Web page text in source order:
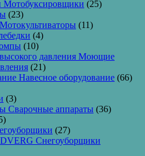
Мотобуксировщики (25)
(23)
Мотокультиваторы (11)
(4)
(10)
Моющие
(21)
Навесное оборудование (66)
(3)
Сварочные аппараты (36)
(27)
Снегоуборщики